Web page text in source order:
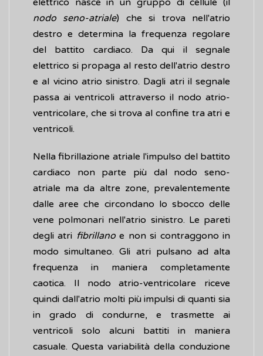
elettrico nasce in un gruppo di cellule (il
nodo seno-atriale) che si trova nell'atrio
destro e determina la frequenza regolare
del battito cardiaco. Da qui il segnale
elettrico si propaga al resto dell'atrio destro
e al vicino atrio sinistro. Dagli atri il segnale
passa ai ventricoli attraverso il nodo atrio-
ventricolare, che si trova al confine tra atri e
ventricoli.
Nella fibrillazione atriale l'impulso del battito
cardiaco non parte più dal nodo seno-
atriale ma da altre zone, prevalentemente
dalle aree che circondano lo sbocco delle
vene polmonari nell'atrio sinistro. Le pareti
degli atri fibrillanoe non si contraggono in
modo simultaneo. Gli atri pulsano ad alta
frequenza in maniera completamente
caotica. Il nodo atrio-ventricolare riceve
quindi dall'atrio molti più impulsi di quanti sia
in grado di condurne, e trasmette ai
ventricoli solo alcuni battiti in maniera
casuale. Questa variabilità della conduzione